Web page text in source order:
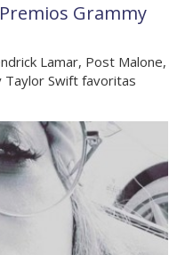
Grammy
Lamar, Post Malone,
Taylor Swift favoritas